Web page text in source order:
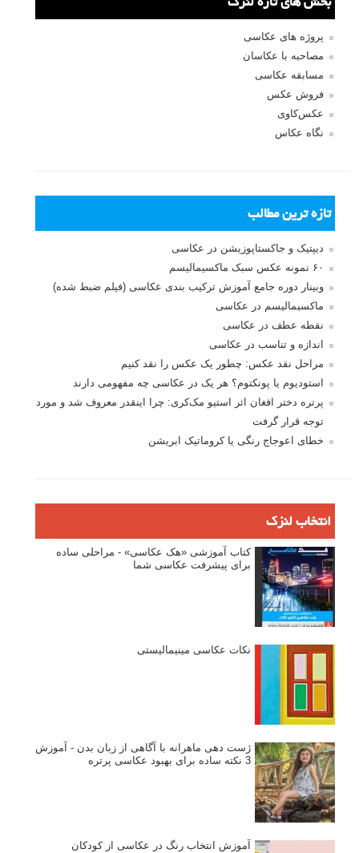
بخش های تازه لنزک
پروژه های عکاسی
مصاحبه با عکاسان
مسابقه عکاسی
فروش عکس
عکس‌کاوی
نگاه عکاس
تازه ترین مطالب
دیپتیک و جاکستا‌پوزیشن در عکاسی
۶۰ نمونه عکس سبک ماکسیمالیسم
وبینار دوره جامع آموزش ترکیب بندی عکاسی (فیلم ضبط شده)
ماکسیمالیسم در عکاسی
نقطه عطف در عکاسی
اندازه و تناسب در عکاسی
مراحل نقد عکس: چطور یک عکس را نقد کنیم
استودیوم یا پونکتوم؟ هر یک در عکاسی چه مفهومی دارند
پرتره دختر افغان اثر استیو مک‌کری: چرا اینقدر معروف شد و مورد
توجه قرار گرفت
خطای اعوجاج رنگی یا کروماتیک ابریشن
انتخاب لنزک
کتاب آموزشی «هک عکاسی» - مراحلی ساده
برای پیشرفت عکاسی شما
نکات عکاسی مینیمالیستی
ژست دهی ماهرانه با آگاهی از زبان بدن - آموزش
3 نکته ساده برای بهبود عکاسی پرتره
آموزش انتخاب رنگ در عکاسی از کودکان